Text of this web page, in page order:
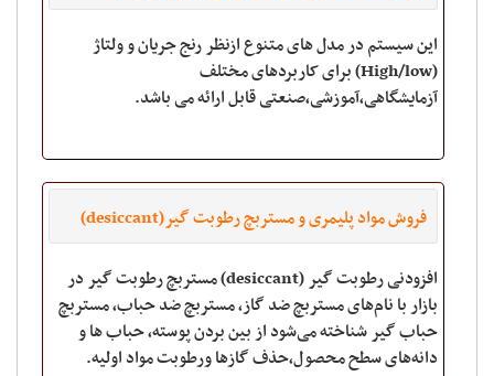
این سیستم در مدل های متنوع ازنظر رنج جریان و ولتاژ
(High/low) برای کاربردهای مختلف
آزمایشگاهی،آموزشی،صنعتی قابل ارائه می باشد.
فروش مواد پلیمری و مستربچ رطوبت گیر(desiccant)
افزودنی رطوبت گیر (desiccant) مستربچ رطوبت گیر در
بازار با نام‌‌‌‌های مستربچ ضد گاز، مستربچ ضد حباب، مستربچ
حباب گیر شناخته می‌شود از بین بردن پوسته، حباب ها و
دانه‌‌‌‌های سطح محصول،حذف گازها ورطوبت مواد اولیه.